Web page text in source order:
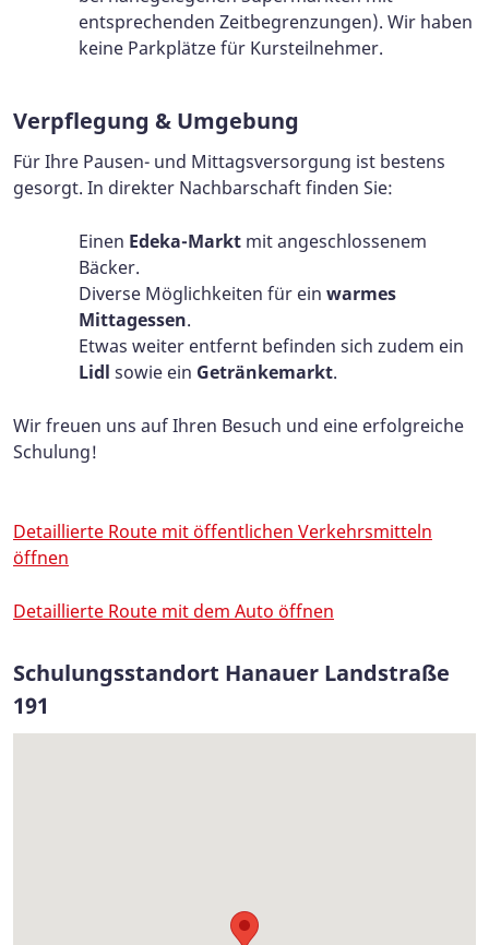
entsprechenden Zeitbegrenzungen). Wir haben
keine Parkplätze für Kursteilnehmer.
Verpflegung & Umgebung
Für Ihre Pausen- und Mittagsversorgung ist bestens
gesorgt. In direkter Nachbarschaft finden Sie:
Einen Edeka-Markt mit angeschlossenem
Bäcker.
Diverse Möglichkeiten für ein warmes
Mittagessen.
Etwas weiter entfernt befinden sich zudem ein
Lidl sowie ein Getränkemarkt.
Wir freuen uns auf Ihren Besuch und eine erfolgreiche
Schulung!
Detaillierte Route mit öffentlichen Verkehrsmitteln
öffnen
Detaillierte Route mit dem Auto öffnen
Schulungsstandort Hanauer Landstraße
191